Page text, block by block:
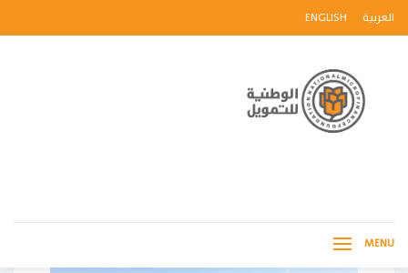
ENGLISH العربية
MENU